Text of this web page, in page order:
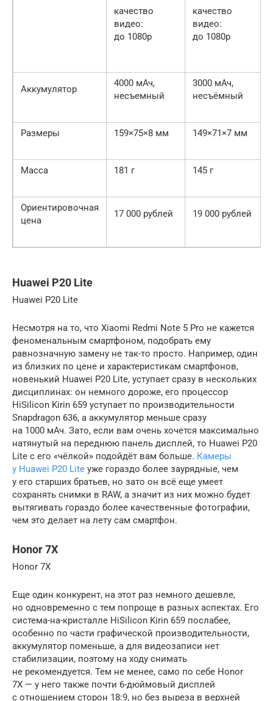
качество
видео:
до 1080p
качество
видео:
до 1080p
Аккумулятор
4000 мАч,
несъемный
3000 мАч,
несъёмный
Размеры 159×75×8 мм 149×71×7 мм
Масса 181 г 145 г
Ориентировочная
цена
17 000 рублей 19 000 рублей
Huawei P20 Lite
Huawei P20 Lite
Несмотря на то, что Xiaomi Redmi Note 5 Pro не кажется
феноменальным смартфоном, подобрать ему
равнозначную замену не так-то просто. Например, один
из близких по цене и характеристикам смартфонов,
новенький Huawei P20 Lite, уступает сразу в нескольких
дисциплинах: он немного дороже, его процессор
HiSilicon Kirin 659 уступает по производительности
Snapdragon 636, а аккумулятор меньше сразу
на 1000 мАч. Зато, если вам очень хочется максимально
натянутый на переднюю панель дисплей, то Huawei P20
Lite с его «чёлкой» подойдёт вам больше. Камеры
у Huawei P20 Lite уже гораздо более заурядные, чем
у его старших братьев, но зато он всё еще умеет
сохранять снимки в RAW, а значит из них можно будет
вытягивать гораздо более качественные фотографии,
чем это делает на лету сам смартфон.
Honor 7X
Honor 7X
Еще один конкурент, на этот раз немного дешевле,
но одновременно с тем попроще в разных аспектах. Его
система-на-кристалле HiSilicon Kirin 659 послабее,
особенно по части графической производительности,
аккумулятор поменьше, а для видеозаписи нет
стабилизации, поэтому на ходу снимать
не рекомендуется. Тем не менее, само по себе Honor
7X — у него также почти 6-дюймовый дисплей
с отношением сторон 18:9, но без выреза в верхней